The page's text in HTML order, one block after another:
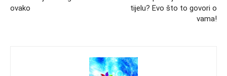
ovako
tijelu? Evo što to govori o
vama!